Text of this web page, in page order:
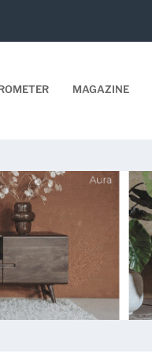
MAGAZINE